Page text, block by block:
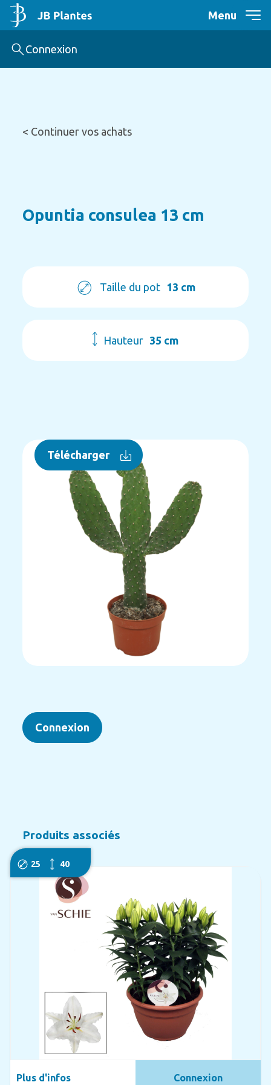
Menu
Connexion
< Continuer vos achats
Opuntia consulea 13 cm
Taille du pot 13 cm
Hauteur 35 cm
Télécharger
Connexion
Produits associés
25 40
Plus d'infos Connexion